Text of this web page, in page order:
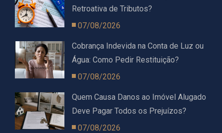
Retroativa de Tributos?
07/08/2026
Cobrança Indevida na Conta de Luz ou
Água: Como Pedir Restituição?
07/08/2026
Quem Causa Danos ao Imóvel Alugado
Deve Pagar Todos os Prejuízos?
07/08/2026